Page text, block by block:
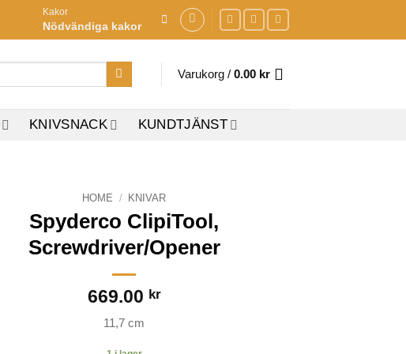
Kakor
Nödvändiga kakor
Varukorg / 0.00 kr
KNIVSNACK KUNDTJÄNST
HOME / KNIVAR
Spyderco ClipiTool,
Screwdriver/Opener
669.00 kr
11,7 cm